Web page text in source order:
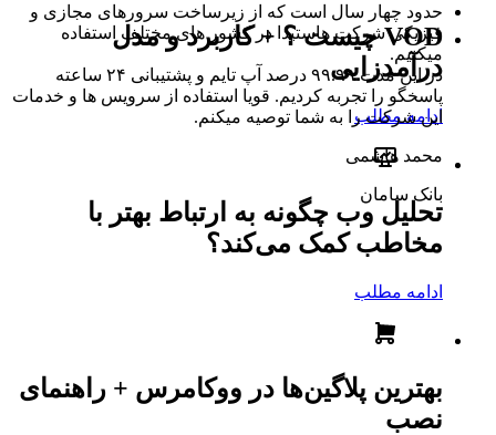
حدود چهار سال است که از زیرساخت سرورهای مجازی و
فیزیکی شرکت هاستیدا در کشور های مختلف استفاده
میکنیم.
در این مدت ۹۹.۹۹ درصد آپ تایم و پشتیبانی ۲۴ ساعته
پاسخگو را تجربه کردیم. قویا استفاده از سرویس ها و خدمات
این شرکت را به شما توصیه میکنم.
محمد هاشمی
بانک سامان
VOD چیست ؟ + کاربرد و مدل
درآمدزایی
ادامه مطلب
تحلیل وب چگونه به ارتباط بهتر با
مخاطب کمک می‌کند؟
ادامه مطلب
بهترین پلاگین‌ها در ووکامرس + راهنمای
نصب